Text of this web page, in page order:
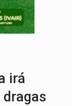
de espera, asfalto chega ao
programação do Festival de
irá